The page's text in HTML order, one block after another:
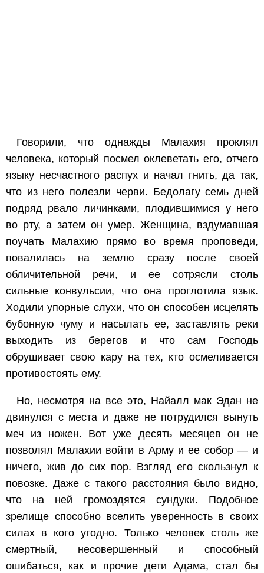
Говорили, что однажды Малахия проклял
человека, который посмел оклеветать его, отчего
языку несчастного распух и начал гнить, да так,
что из него полезли черви. Бедолагу семь дней
подряд рвало личинками, плодившимися у него
во рту, а затем он умер. Женщина, вздумавшая
поучать Малахию прямо во время проповеди,
повалилась на землю сразу после своей
обличительной речи, и ее сотрясли столь
сильные конвульсии, что она проглотила язык.
Ходили упорные слухи, что он способен исцелять
бубонную чуму и насылать ее, заставлять реки
выходить из берегов и что сам Господь
обрушивает свою кару на тех, кто осмеливается
противостоять ему.
Но, несмотря на все это, Найалл мак Эдан не
двинулся с места и даже не потрудился вынуть
меч из ножен. Вот уже десять месяцев он не
позволял Малахии войти в Арму и ее собор — и
ничего, жив до сих пор. Взгляд его скользнул к
повозке. Даже с такого расстояния было видно,
что на ней громоздятся сундуки. Подобное
зрелище способно вселить уверенность в своих
силах в кого угодно. Только человек столь же
смертный, несовершенный и способный
ошибаться, как и прочие дети Адама, стал бы